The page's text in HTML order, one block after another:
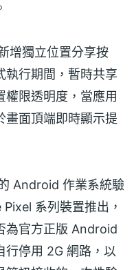
增獨立位置分享按
執行期間，暫時共享
限透明度，當應用
畫面頂端即時顯示提
Android 作業系統驗
系列裝置推出，
為官方正版 Android
行停用 2G 網路，以